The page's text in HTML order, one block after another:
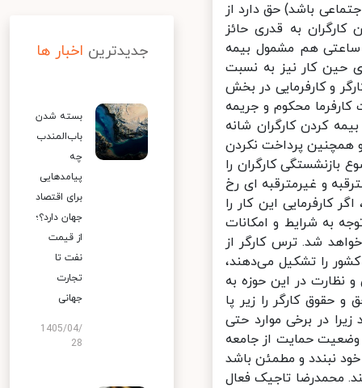
باشد) حق دارد از
به قدری حائز
هم مشمول بیمه
کار نیز به نسبت
کارگر و کارفرمایی در بخش
محکوم و جریمه
کردن کارگران شانه
پرداخت نکردن
کارگران را
و غیرمترقبه ای رخ
این کار را
به شرایط و امکانات
محکوم خواهد شد. ترس کارگر از
را تشکیل می‌دهند،
در این حوزه به
کارگر را زیر پا
در برخی موارد حتی
دیگر وضعیت حمایت از جامعه
نبندد و مطمئن باشد
محمدرضا تاجیک فعال
جدیدترین اخبار ها
بسته شدن
باب‌المندب
چه
پیامدهایی
برای اقتصاد
جهان دارد؟؛
از قیمت
نفت تا
تجارت
جهانی
1405/04/
28